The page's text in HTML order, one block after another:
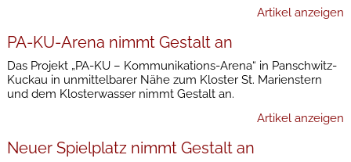
Artikel anzeigen
PA-KU-Arena nimmt Gestalt an
Das Projekt „PA-KU – Kommunikations-Arena“ in Panschwitz-
Kuckau in unmittelbarer Nähe zum Kloster St. Marienstern
und dem Klosterwasser nimmt Gestalt an.
Artikel anzeigen
Neuer Spielplatz nimmt Gestalt an